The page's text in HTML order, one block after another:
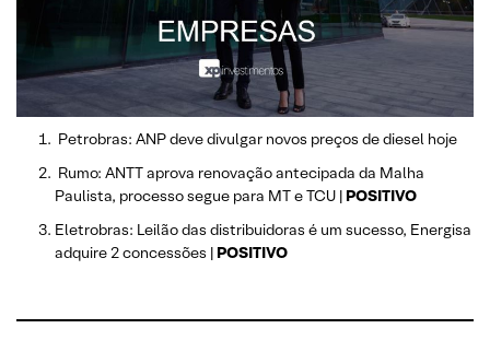
Petrobras: ANP deve divulgar novos preços de diesel hoje
Rumo: ANTT aprova renovação antecipada da Malha
Paulista, processo segue para MT e TCU | POSITIVO
Eletrobras: Leilão das distribuidoras é um sucesso, Energisa
adquire 2 concessões | POSITIVO